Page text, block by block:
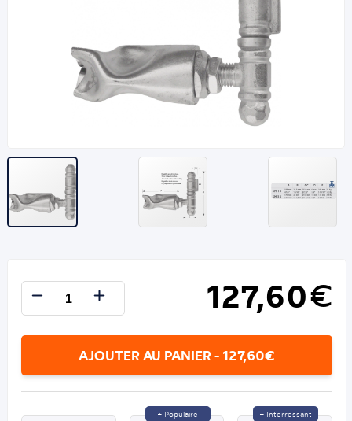
127,60€
AJOUTER AU PANIER - 127,60€
+ Populaire + Interressant